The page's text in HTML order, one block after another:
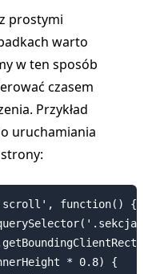
prostymi
warto
w ten sposób
czasem
Przykład
uruchamiania
function() {
* 0.8) {